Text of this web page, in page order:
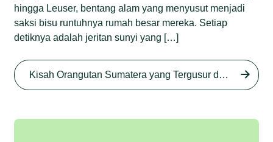
Sumatera di Rawa Tripa
Junaidi Hanafiah 27 Agu 2025
Begini Modus Perburuan
hingga Leuser, bentang alam yang menyusut menjadi
saksi bisu runtuhnya rumah besar mereka. Setiap
detiknya adalah jeritan sunyi yang […]
Kisah Orangutan Sumatera yang Tergusur dari Rumah Sendiri series